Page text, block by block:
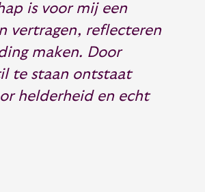
is voor mij een
vertragen, reflecteren
maken. Door
te staan ontstaat
helderheid en echt